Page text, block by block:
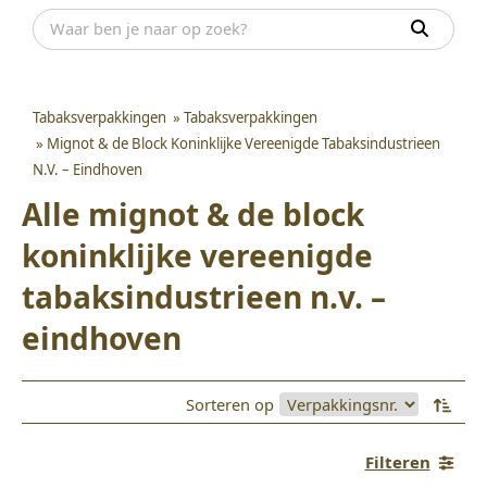
Tabaksverpakkingen » Tabaksverpakkingen
» Mignot & de Block Koninklijke Vereenigde Tabaksindustrieen
N.V. – Eindhoven
Alle mignot & de block
koninklijke vereenigde
tabaksindustrieen n.v. –
eindhoven
Sorteren op
Filteren